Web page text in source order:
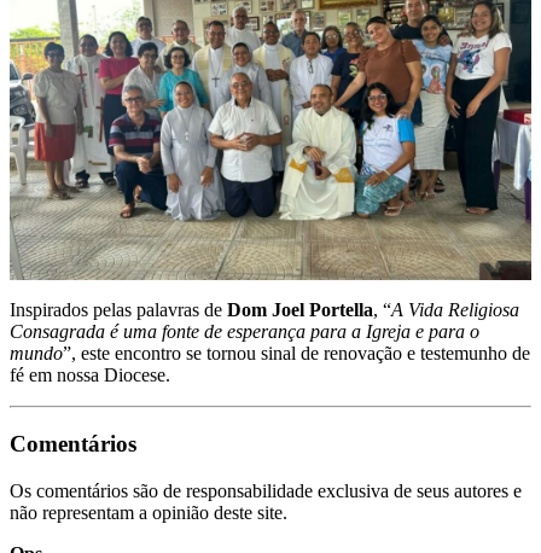
Inspirados pelas palavras de Dom Joel Portella, “A Vida Religiosa
Consagrada é uma fonte de esperança para a Igreja e para o
mundo”, este encontro se tornou sinal de renovação e testemunho de
fé em nossa Diocese.
Comentários
Os comentários são de responsabilidade exclusiva de seus autores e
não representam a opinião deste site.